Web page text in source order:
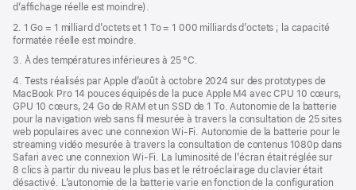
d’affichage réelle est moindre).
2. 1 Go = 1 milliard d’octets et 1 To = 1 000 milliards d’octets ; la capacité
formatée réelle est moindre.
3. À des températures inférieures à 25 °C.
4. Tests réalisés par Apple d’août à octobre 2024 sur des prototypes de
MacBook Pro 14 pouces équipés de la puce Apple M4 avec CPU 10 cœurs,
GPU 10 cœurs, 24 Go de RAM et un SSD de 1 To. Autonomie de la batterie
pour la navigation web sans fil mesurée à travers la consultation de 25 sites
web populaires avec une connexion Wi-Fi. Autonomie de la batterie pour le
streaming vidéo mesurée à travers la consultation de contenus 1080p dans
Safari avec une connexion Wi-Fi. La luminosité de l’écran était réglée sur
8 clics à partir du niveau le plus bas et le rétroéclairage du clavier était
désactivé. L’autonomie de la batterie varie en fonction de la configuration